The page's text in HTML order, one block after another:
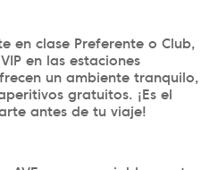
en clase Preferente o Club,
en las estaciones
un ambiente tranquilo,
gratuitos. ¡Es el
antes de tu viaje!